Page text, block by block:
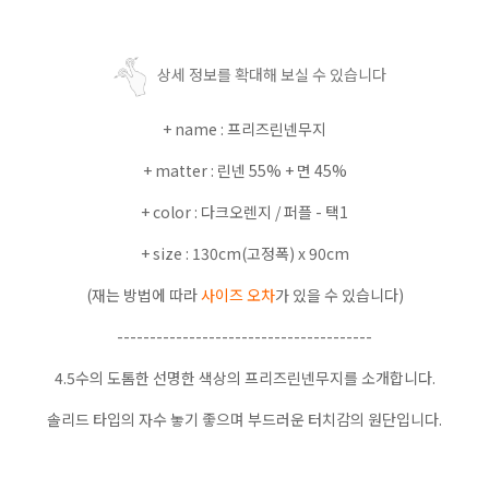
상세 정보를 확대해 보실 수 있습니다
+ name : 프리즈린넨무지
+ matter : 린넨 55% + 면 45%
+ color : 다크오렌지 / 퍼플 - 택1
+ size : 130cm(고정폭) x 90cm
(재는 방법에 따라사이즈 오차가 있을 수 있습니다)
---------------------------------------
4.5수의 도톰한 선명한 색상의 프리즈린넨무지를 소개합니다.
솔리드 타입의 자수 놓기 좋으며 부드러운 터치감의 원단입니다.